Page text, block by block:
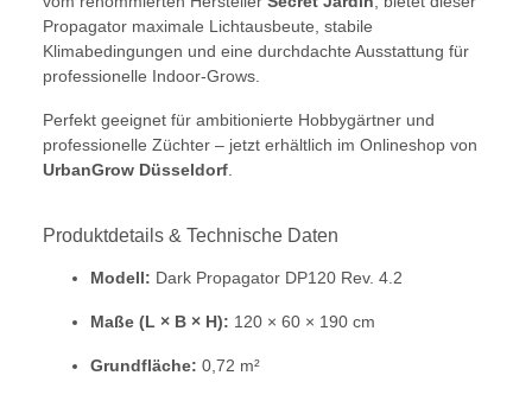
Propagator maximale Lichtausbeute, stabile
Klimabedingungen und eine durchdachte Ausstattung für
professionelle Indoor-Grows.
Perfekt geeignet für ambitionierte Hobbygärtner und
professionelle Züchter – jetzt erhältlich im Onlineshop von
UrbanGrow Düsseldorf.
Produktdetails & Technische Daten
Modell: Dark Propagator DP120 Rev. 4.2
Maße (L × B × H): 120 × 60 × 190 cm
Grundfläche: 0,72 m²